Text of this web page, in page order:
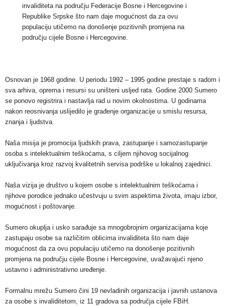
invaliditeta na području Federacije Bosne i Hercegovine i
Republike Srpske što nam daje mogućnost da za ovu
populaciju utičemo na donošenje pozitivnih promjena na
području cijele Bosne i Hercegovine.
Osnovan je 1968 godine. U periodu 1992 – 1995 godine prestaje s radom i
sva arhiva, oprema i resursi su uništeni usljed rata. Godine 2000 Sumero
se ponovo registrira i nastavlja rad u novim okolnostima. U godinama
nakon reosnivanja uslijedilo je građenje organizacije u smislu resursa,
znanja i ljudstva.
Naša misija je promocija ljudskih prava, zastupanje i samozastupanje
osoba s intelektualnim teškoćama, s ciljem njihovog socijalnog
uključivanja kroz razvoj kvalitetnih servisa podrške u lokalnoj zajednici.
Naša vizija je društvo u kojem osobe s intelektualnim teškoćama i
njihove porodice jednako učestvuju u svim aspektima života, imaju izbor,
mogućnost i poštovanje.
Sumero okuplja i usko sarađuje sa mnogobrojnim organizacijama koje
zastupaju osobe sa različitim oblicima invaliditeta što nam daje
mogućnost da za ovu populaciju utičemo na donošenje pozitivnih
promjena na području cijele Bosne i Hercegovine, uvažavajući njeno
ustavno i administrativno uređenje.
Formalnu mrežu Sumero čini 19 nevladinih organizacija i javnih ustanova
za osobe s invaliditetom, iz 11 gradova sa područja cijele FBiH.